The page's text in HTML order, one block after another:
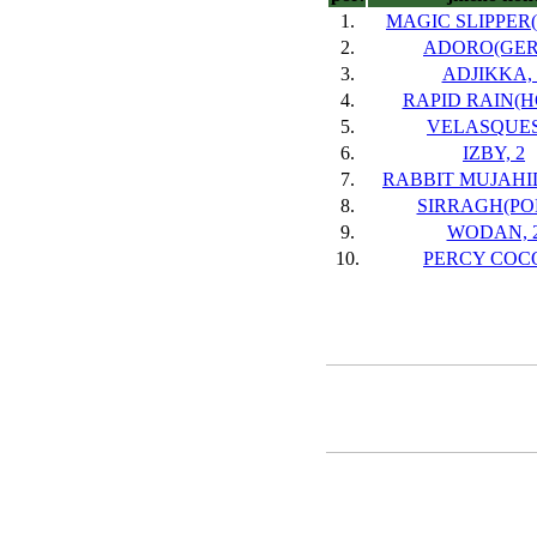
1.
MAGIC
2.
3.
ADJIKKA,
4.
RAPID
5.
6.
IZBY, 2
7.
RABBIT
8.
9.
WODAN,
10.
PERCY